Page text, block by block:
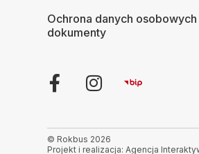
Ochrona danych osobowych
dokumenty
© Rokbus 2026
Projekt i realizacja: Agencja